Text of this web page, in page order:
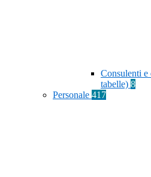
Consulenti e
tabelle) 8
Personale 417